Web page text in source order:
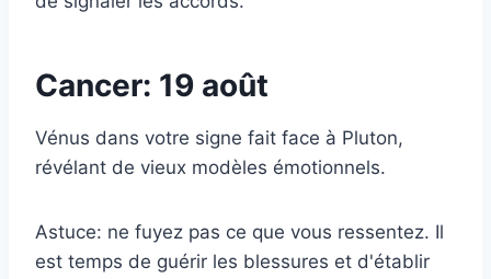
Cancer: 19 août
Vénus dans votre signe fait face à Pluton,
révélant de vieux modèles émotionnels.
Astuce: ne fuyez pas ce que vous ressentez. Il
est temps de guérir les blessures et d'établir